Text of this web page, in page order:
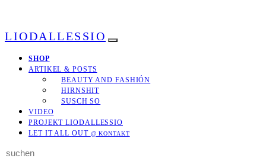
LIODALLESSIO
SHOP
ARTIKEL & POSTS
BEAUTY AND FASHIÓN
HIRNSHIT
SUSCH SO
VIDEO
PROJEKT LIODALLESSIO
LET IT ALL OUT @ KONTAKT
Search